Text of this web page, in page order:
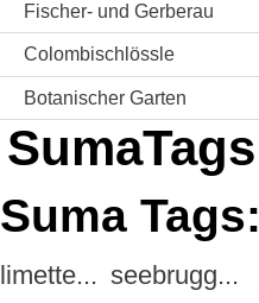
Fischer- und Gerberau
Colombischlössle
Botanischer Garten
SumaTags
Suma Tags:
limette... seebrugg...